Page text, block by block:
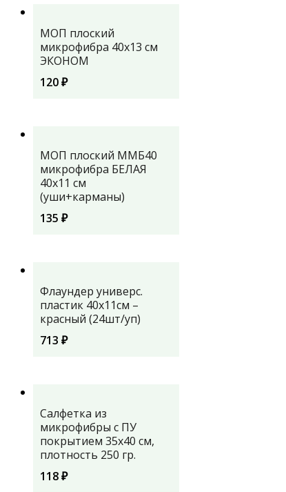
МОП плоский
микрофибра 40х13 см
ЭКОНОМ
120₽
МОП плоский ММБ40
микрофибра БЕЛАЯ
40х11 см
(уши+карманы)
135 ₽
Флаундер универс.
пластик 40x11см –
красный (24шт/уп)
713 ₽
Салфетка из
микрофибры с ПУ
покрытием 35х40 см,
плотность 250 гр.
118₽